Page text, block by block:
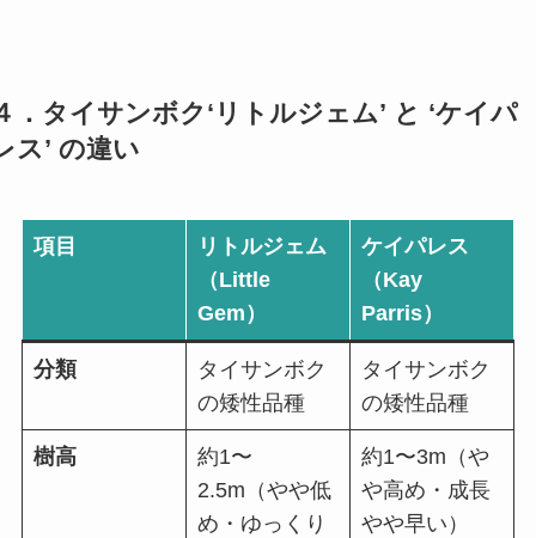
．タイサンボク‘リトルジェム’ と ‘ケイパ
ス’ の違い
項目
リトルジェム
（Little
Gem）
ケイパレス
（Kay
Parris）
分類
タイサンボク
の矮性品種
タイサンボク
の矮性品種
樹高
約1〜
2.5m（やや低
め・ゆっくり
約1〜3m（や
や高め・成長
やや早い）